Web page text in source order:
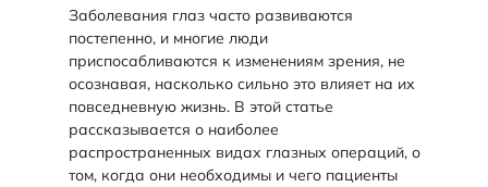
Заболевания глаз часто развиваются
постепенно, и многие люди
приспосабливаются к изменениям зрения, не
осознавая, насколько сильно это влияет на их
повседневную жизнь. В этой статье
рассказывается о наиболее
распространенных видах глазных операций, о
том, когда они необходимы и чего пациенты